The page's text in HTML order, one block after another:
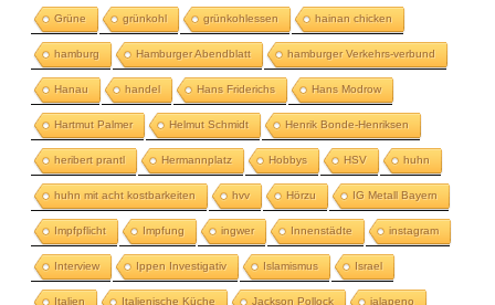
Grüne grünkohl grünkohlessen hainan chicken
hamburg Hamburger Abendblatt hamburger Verkehrs-verbund
Hanau handel Hans Friderichs Hans Modrow
Hartmut Palmer Helmut Schmidt Henrik Bonde-Henriksen
heribert prantl Hermannplatz Hobbys HSV huhn
huhn mit acht kostbarkeiten hvv Hörzu IG Metall Bayern
Impfpflicht Impfung ingwer Innenstädte instagram
Interview Ippen Investigativ Islamismus Israel
Italien Italienische Küche Jackson Pollock jalapeno